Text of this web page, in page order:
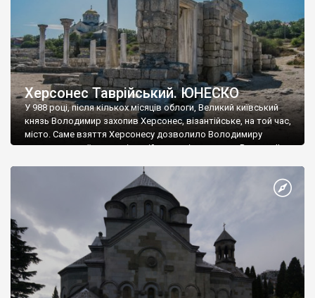
Херсонес Таврійський. ЮНЕСКО
У 988 році, після кількох місяців облоги, Великий київський
князь Володимир захопив Херсонес, візантійське, на той час,
місто. Саме взяття Херсонесу дозволило Володимиру
диктувати свої умови візантійському імператору Василю ІІ, та
Херсонесі Володимир-язичник, став Василем-християнином.
А потім було Хрещення Русі. На честь Херсонесу Таврійського